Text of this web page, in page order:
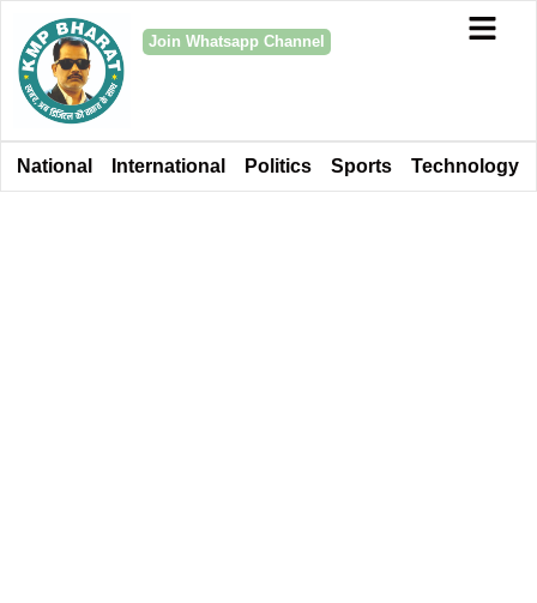
Join Whatsapp Channel
National International Politics Sports Technology